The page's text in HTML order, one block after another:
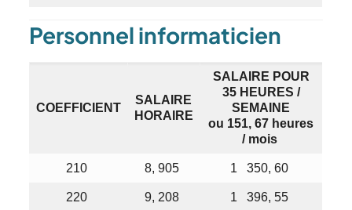
Personnel informaticien
COEFFICIENT
SALAIRE
HORAIRE
SALAIRE POUR
35 HEURES /
SEMAINE
ou 151, 67 heures
/ mois
210 8, 905 1 350, 60
220 9, 208 1 396, 55